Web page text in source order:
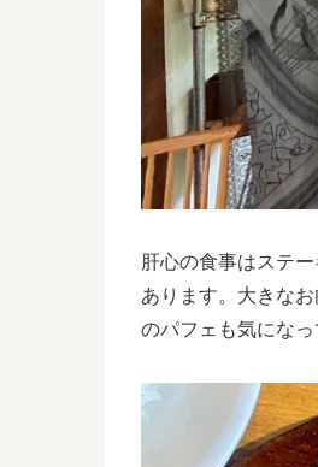
肝心の食事はステ
あります。大きな
のパフェも気にな